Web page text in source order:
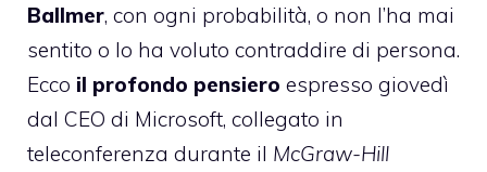
Ballmer, con ogni probabilità, o non l’ha mai
sentito o lo ha voluto contraddire di persona.
Ecco il profondo pensiero espresso giovedì
dal CEO di Microsoft, collegato in
teleconferenza durante il McGraw-Hill